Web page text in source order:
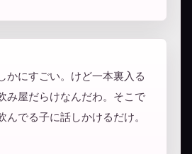
かにすごい。けど一本裏入る
み屋だらけなんだわ。そこで
んでる子に話しかけるだけ。